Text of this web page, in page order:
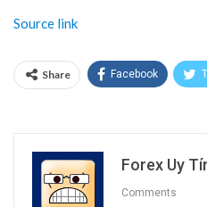
Source link
Share Facebook
Forex Uy
Comments